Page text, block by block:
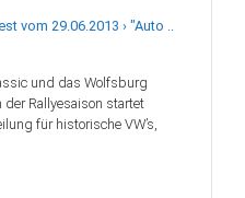
vom 29.06.2013 › "Auto ..
und das Wolfsburg
Rallyesaison startet
für historische VW’s,